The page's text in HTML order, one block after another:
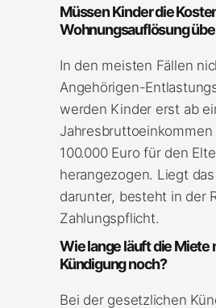
Müssen Kinder die
Wohnungsauflösung
In den meisten Fällen
Angehörigen-
werden Kinder erst ab
100.000 Euro für den
herangezogen. Liegt
darunter, besteht in der
Zahlungspflicht.
Wie lange läuft die Miete
Kündigung noch?
Bei der gesetzlichen